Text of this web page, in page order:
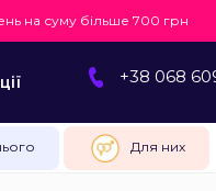
на суму більше 700 грн
+38 068
Для них